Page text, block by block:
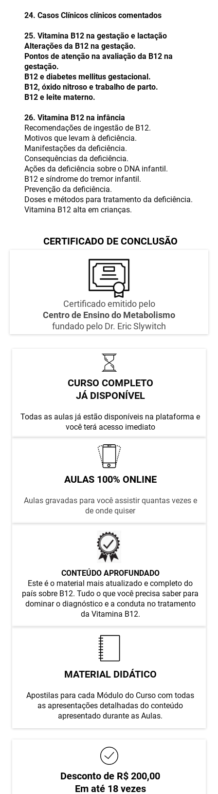
24. Casos Clínicos clínicos comentados
25. Vitamina B12 na gestação e lactação
Alterações da B12 na gestação.
Pontos de atenção na avaliação da B12 na
gestação.
B12 e diabetes mellitus gestacional.
B12, óxido nitroso e trabalho de parto.
B12 e leite materno.
26. Vitamina B12 na infância
Recomendações de ingestão de B12.
Motivos que levam à deficiência.
Manifestações da deficiência.
Consequências da deficiência.
Ações da deficiência sobre o DNA infantil.
B12 e síndrome do tremor infantil.
Prevenção da deficiência.
Doses e métodos para tratamento da deficiência.
Vitamina B12 alta em crianças.
CERTIFICADO DE CONCLUSÃO
Certificado emitido pelo
Centro de Ensino do Metabolismo
fundado pelo Dr. Eric Slywitch
CURSO COMPLETO
JÁ DISPONÍVEL
Todas as aulas já estão disponíveis na plataforma e
você terá acesso imediato
AULAS 100% ONLINE
Aulas gravadas para você assistir quantas vezes e
de onde quiser
CONTEÚDO APROFUNDADO
Este é o material mais atualizado e completo do
país sobre B12. Tudo o que você precisa saber para
dominar o diagnóstico e a conduta no tratamento
da Vitamina B12.
MATERIAL DIDÁTICO
Apostilas para cada Módulo do Curso com todas
as apresentações detalhadas do conteúdo
apresentado durante as Aulas.
Desconto de R$ 200,00
Em até 18 vezes